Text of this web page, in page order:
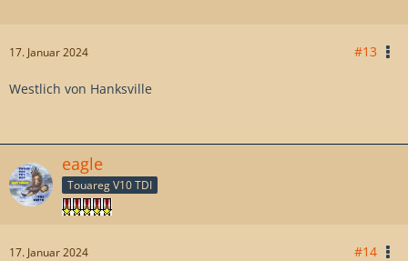
17. Januar 2024 #13
Westlich von Hanksville
eagle
Touareg V10 TDI
17. Januar 2024 #14